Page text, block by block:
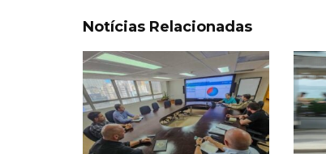
Notícias Relacionadas